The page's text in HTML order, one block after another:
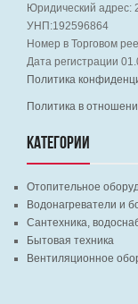
Юридический адрес:
УНП:192596864
Номер в Торговом
Дата регистрации
Политика
Политика в
КАТЕГОРИИ
Отопительное
Водонагреватели и
Сантехника,
Бытовая техника
Вентиляционное